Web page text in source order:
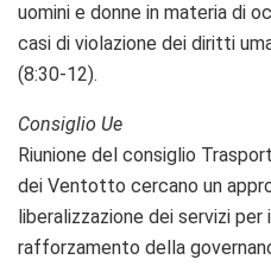
uomini e donne in materia di
casi di violazione dei diritti
(8:30-12).
Consiglio Ue
Riunione del consiglio
dei Ventotto cercano un
liberalizzazione dei servizi
rafforzamento della